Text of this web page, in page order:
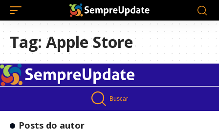
Tag: Apple Store
Buscar
Posts do autor